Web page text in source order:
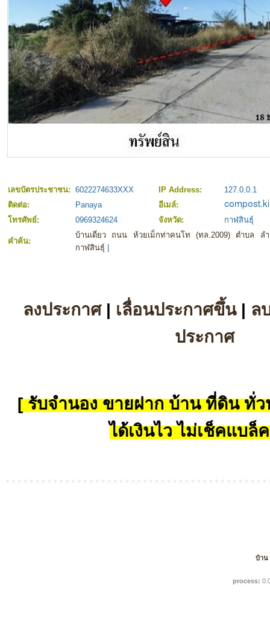
เลขบัตรประชาชน: 6022274633XXX IP Address:
127.0.0.1
ติดต่อ:
Panaya
อีเมล์:
โทรศัพย์:
0969324624 จังหวัด: กาฬสินธุ์
คำค้น:
บ้านเดี่ยว ถนน ห้วยเม็กท่าคนโท (ทล.2009) ตำบล ล
กาฬสินธุ์
ลงประกาศ| เลื่อนประกาศขึ้น| ล
ประกาศ
[ รับจำนอง ขายฝาก บ้าน ที่ดิน ทั่ว
ได้เงินไว ไม่เช็คแบล็
บ้าน
process: